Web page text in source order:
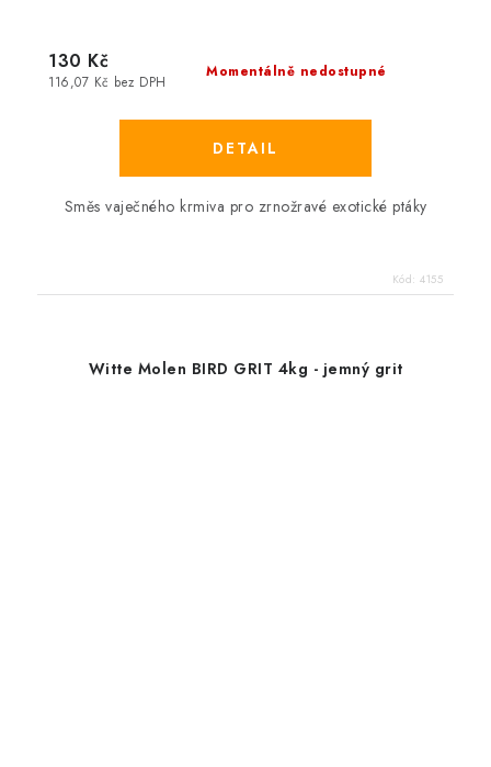
Momentálně nedostupné
116,07 Kč bez DPH
130 Kč
Směs vaječného krmiva pro zrnožravé exotické ptáky
Kód: 4155
Witte Molen BIRD GRIT 4kg - jemný grit